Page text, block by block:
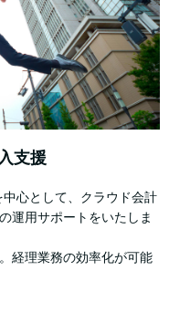
支援
心として、クラウド会計
運用サポートをいたしま
経理業務の効率化が可能